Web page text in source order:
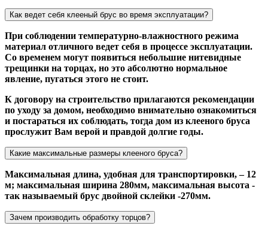
Как ведет себя клееный брус во время эксплуатации?
При соблюдении температурно-влажностного режима
материал отличного ведет себя в процессе эксплуатации.
Со временем могут появиться небольшие нитевидные
трещинки на торцах, но это абсолютно нормальное
явление, пугаться этого не стоит.
К договору на строительство прилагаются рекомендации
по уходу за домом, необходимо внимательно ознакомиться
и постараться их соблюдать, тогда дом из клееного бруса
прослужит Вам верой и правдой долгие годы.
Какие максимальные размеры клееного бруса?
Максимальная длина, удобная для транспортировки, – 12
м; максимальная ширина 280мм, максимальная высота -
так называемый брус двойной склейки -270мм.
Зачем производить обработку торцов?